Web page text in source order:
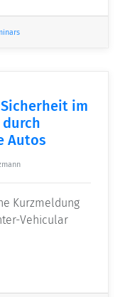
im
Autos
Kurzmeldung
Vehicular